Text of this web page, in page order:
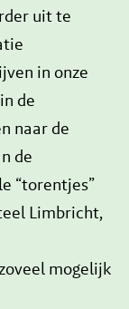
uit te
in onze
de
naar de
de
“torentjes”
Limbricht,
mogelijk